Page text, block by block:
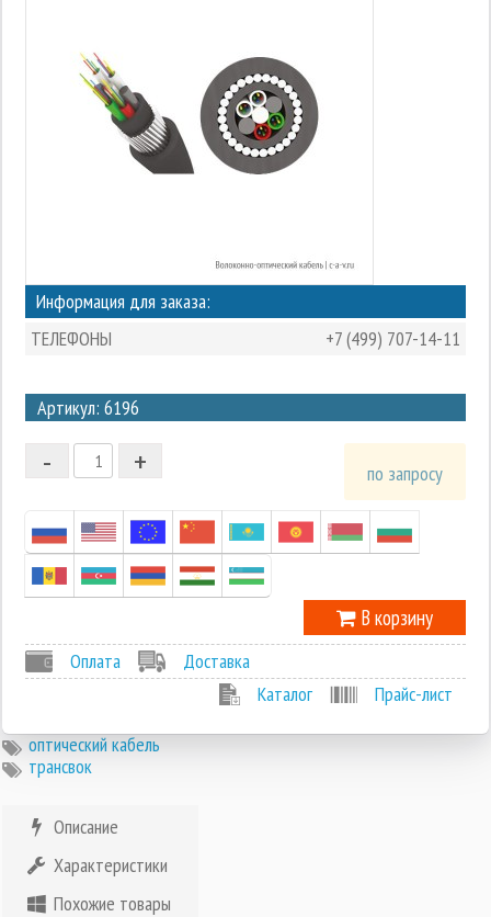
Информация для заказа:
ТЕЛЕФОНЫ
+7 (499) 707-14-11
Артикул: 6196
2
1
-1
+
- по запросу
В корзину
Оплата
Доставка
Каталог
Прайс-лист
оптический кабель
трансвок
Описание
Характеристики
Похожие товары